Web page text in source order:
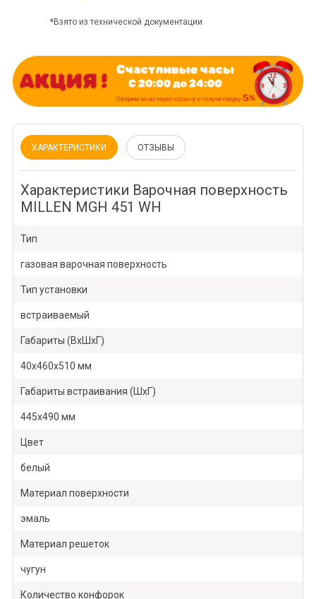
*Взято из технической документации
ХАРАКТЕРИСТИКИ ОТЗЫВЫ
Характеристики Варочная поверхность
MILLEN MGH 451 WH
Тип
газовая варочная поверхность
Тип установки
встраиваемый
Габариты (ВхШхГ)
40х460х510 мм
Габариты встраивания (ШхГ)
445х490 мм
Цвет
белый
Материал поверхности
эмаль
Материал решеток
чугун
Количество конфорок